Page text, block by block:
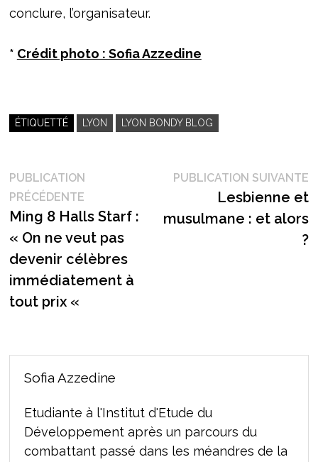
conclure, l’organisateur.
* Crédit photo : Sofia Azzedine
ÉTIQUETTÉ LYON LYON BONDY BLOG
Navigation
de
l’article
PUBLICATION
PRÉCÉDENTEPublication
précédente :
Ming 8 Halls Starf :
« On ne veut pas
devenir célèbres
immédiatement à
tout prix «
PUBLICATION SUIVANTE
Lesbienne et
musulmane : et alors
?
Sofia Azzedine
Etudiante à l'Institut d'Etude du
Développement après un parcours du
combattant passé dans les méandres de la